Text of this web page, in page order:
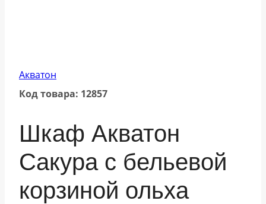
Акватон
Код товара: 12857
Шкаф Акватон
Сакура с бельевой
корзиной ольха